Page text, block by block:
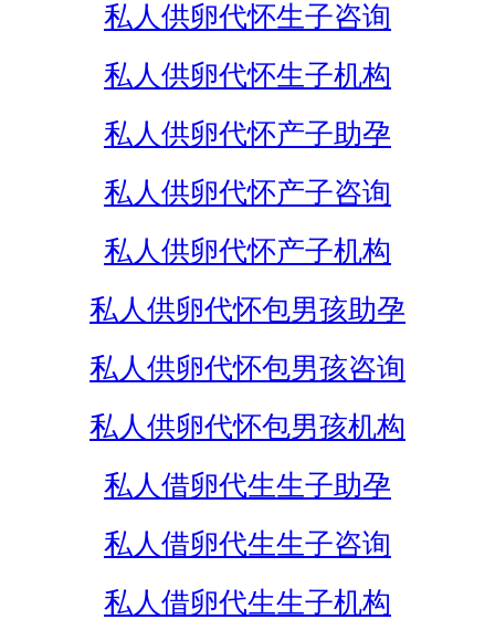
私人供卵代怀生子咨询
私人供卵代怀生子机构
私人供卵代怀产子助孕
私人供卵代怀产子咨询
私人供卵代怀产子机构
私人供卵代怀包男孩助孕
私人供卵代怀包男孩咨询
私人供卵代怀包男孩机构
私人借卵代生生子助孕
私人借卵代生生子咨询
私人借卵代生生子机构